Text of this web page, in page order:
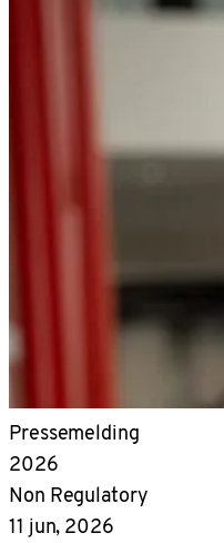
Pressemelding
2026
Non Regulatory
11 jun, 2026